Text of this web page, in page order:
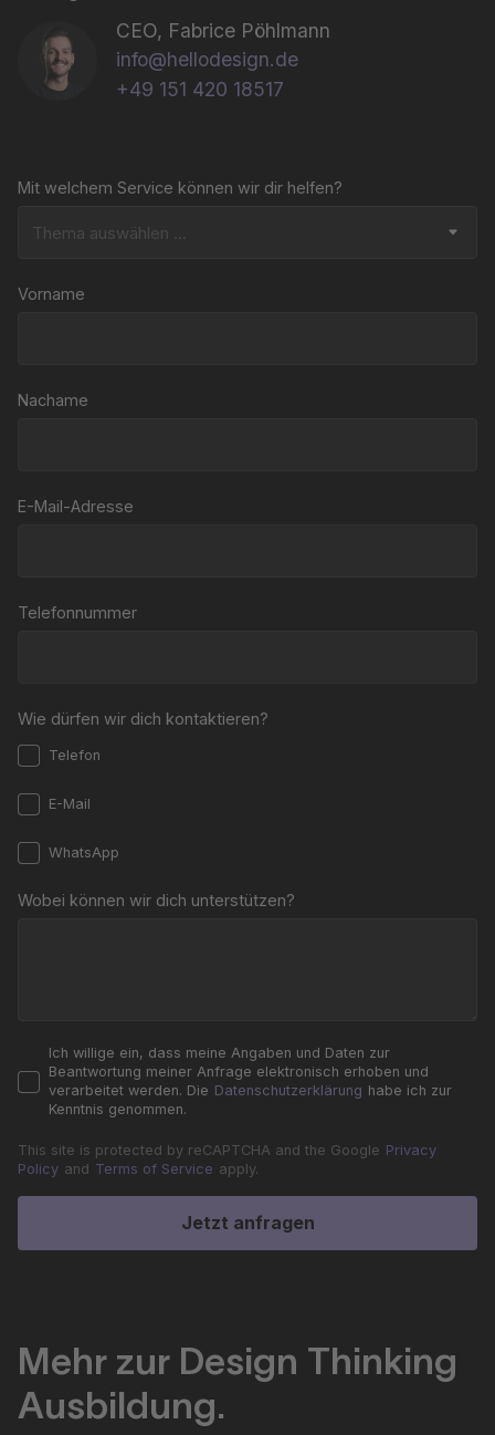
CEO, Fabrice Pöhlmann
info@hellodesign.de
+49 151 420 18517
Mit welchem Service können wir dir helfen?
Vorname
Nachame
E-Mail-Adresse
Telefonnummer
Wie dürfen wir dich kontaktieren?
Telefon
E-Mail
WhatsApp
Wobei können wir dich unterstützen?
Ich willige ein, dass meine Angaben und Daten zur
Beantwortung meiner Anfrage elektronisch erhoben und
verarbeitet werden. Die Datenschutzerklärung habe ich zur
Kenntnis genommen.
This site is protected by reCAPTCHA and the Google Privacy
Policy and Terms of Service apply.
Jetzt anfragen
Mehr zur Design Thinking
Ausbildung.